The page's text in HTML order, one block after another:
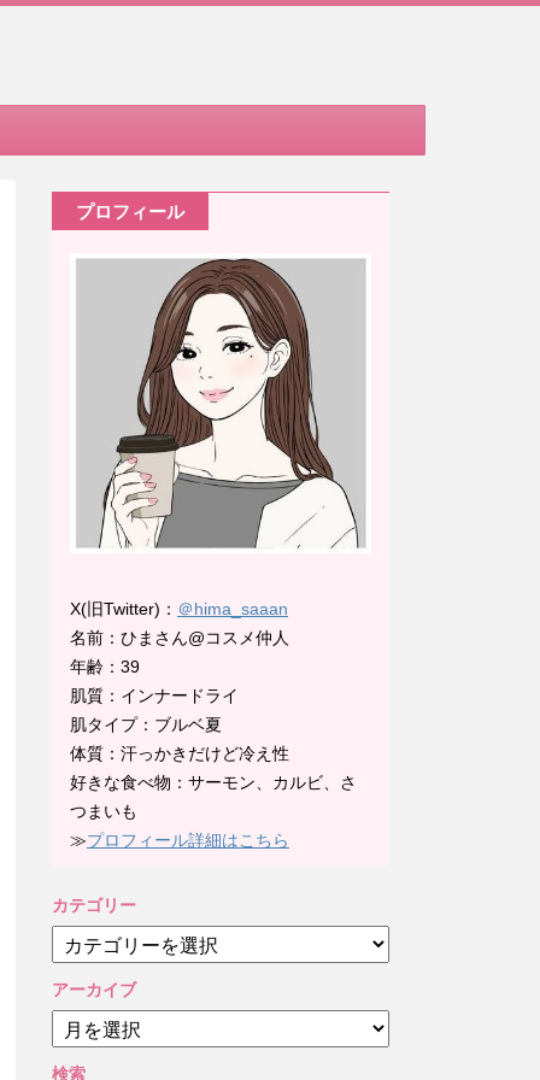
プロフィール
X(旧Twitter)： ＠hima_saaan
名前：ひまさん@コスメ仲人
年齢：39
肌質：インナードライ
肌タイプ：ブルベ夏
体質：汗っかきだけど冷え性
好きな食べ物：サーモン、カルビ、さ
つまいも
≫プロフィール詳細はこちら
カテゴリー
テ
ゴ
リ
ー
アーカイブ
ア
ー
カ
検索